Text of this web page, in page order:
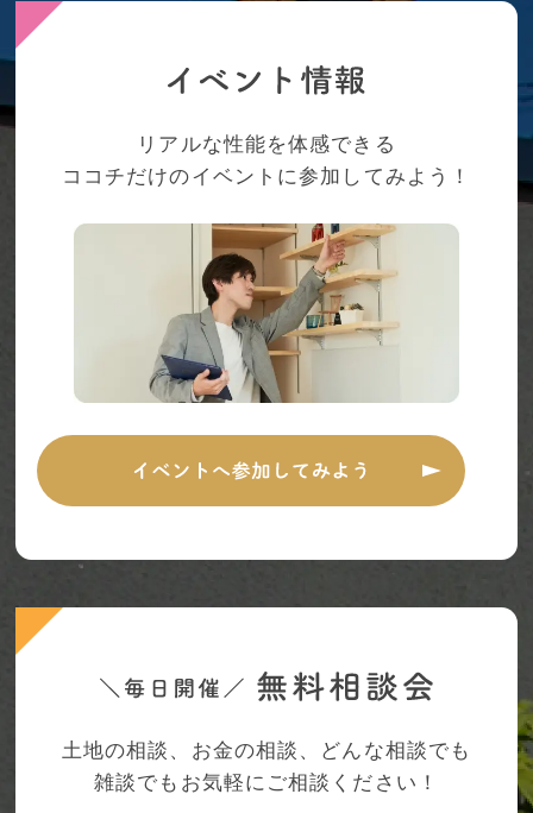
リアルな性能を体感できる
ココチだけのイベントに参加してみよう！
土地の相談、お金の相談、どんな相談でも
雑談でもお気軽にご相談ください！